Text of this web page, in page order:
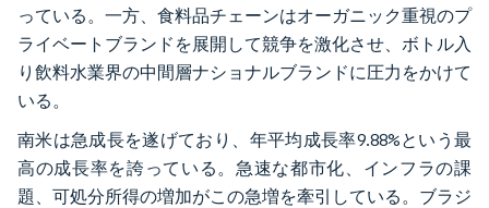
っている。一方、食料品チェーンはオーガニック重視のプ
ライベートブランドを展開して競争を激化させ、ボトル入
り飲料水業界の中間層ナショナルブランドに圧力をかけて
いる。
南米は急成長を遂げており、年平均成長率9.88%という最
高の成長率を誇っている。急速な都市化、インフラの課
題、可処分所得の増加がこの急増を牽引している。ブラジ